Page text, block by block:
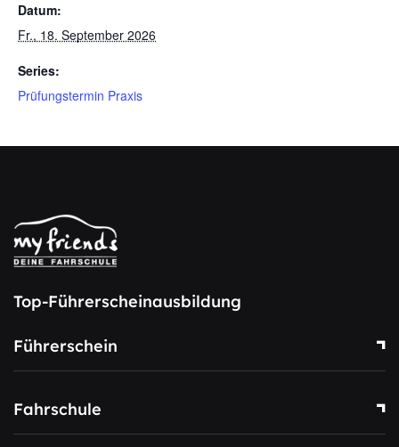
Datum:
Fr., 18. September 2026
Series:
Prüfungstermin Praxis
Top-Führerscheinausbildung
Führerschein
Fahrschule